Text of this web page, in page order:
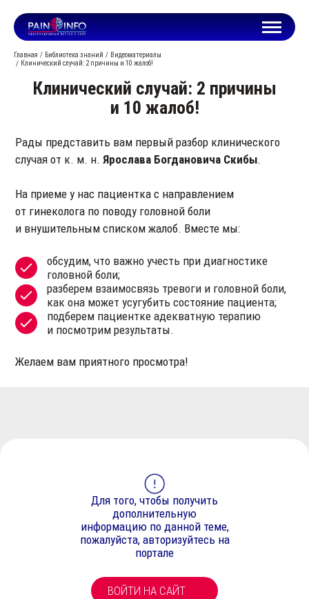
Главная Библиотека знаний
Видеоматериалы
Клинический случай: 2 причины и 10 жалоб!
Клинический случай: 2 причины
и 10 жалоб!
Рады представить вам первый разбор клинического
случая от к. м. н. Ярослава Богдановича Скибы.
На приеме у нас пациентка с направлением
от гинеколога по поводу головной боли
и внушительным списком жалоб. Вместе мы:
обсудим, что важно учесть при диагностике
головной боли;
разберем взаимосвязь тревоги и головной боли,
как она может усугубить состояние пациента;
подберем пациентке адекватную терапию
и посмотрим результаты.
Желаем вам приятного просмотра!
Для того, чтобы получить
дополнительную
информацию по данной теме,
пожалуйста, авторизуйтесь на
портале
ВОЙТИ НА САЙТ